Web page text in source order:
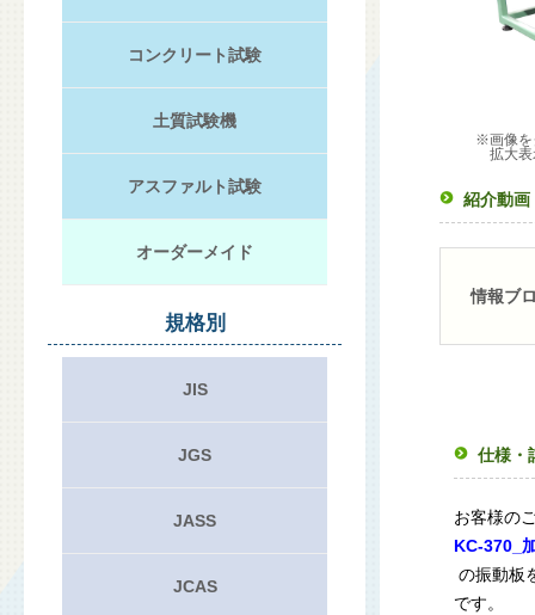
※画像を
拡大表
紹介動画
情報ブ
仕様・
お客様の
KC-370_
の振動板
です。
コンクリート試験
土質試験機
アスファルト試験
オーダーメイド
規格別
JIS
JGS
JASS
JCAS